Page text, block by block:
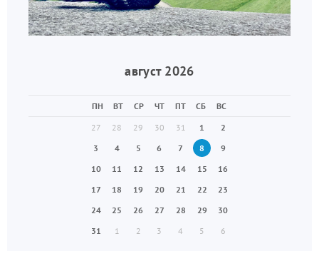
август 2026
ПН ВТ СР ЧТ ПТ СБ
ВС
27
28 29 30 31 1
2
3
4 5 6 7 8
9
10
11 12 13 14 15
16
17
18 19 20 21 22
23
24
25 26 27 28 29
30
31
1 2 3 4 5 6